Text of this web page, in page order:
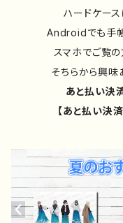
ハードケー
Androidでも手
スマホでご覧
そちらから興味
あと払い決
【あと払い決